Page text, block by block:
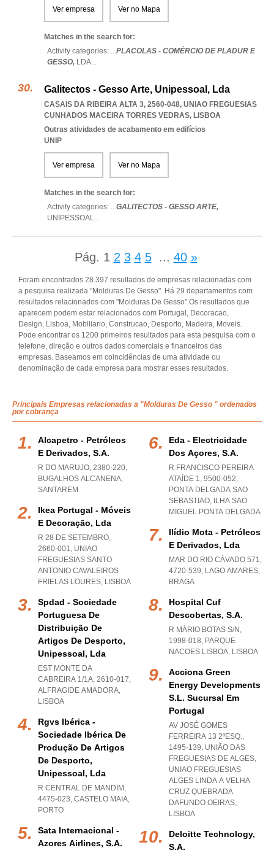
Ver empresa Ver no Mapa
Matches in the search for:
Activity categories: ...PLACOLAS - COMÉRCIO DE PLADUR E
GESSO, LDA...
Galitectos - Gesso Arte, Unipessoal, Lda
CASAIS DA RIBEIRA ALTA 3, 2560-048, UNIAO FREGUESIAS
CUNHADOS MACEIRA TORRES VEDRAS, LISBOA
Outras atividades de acabamento em edifícios
UNIP
Ver empresa Ver no Mapa
Matches in the search for:
Activity categories: ...GALITECTOS - GESSO ARTE,
UNIPESSOAL...
Pág. 1 2 3 4 5 ... 40 »
Foram encontrados 28.397 resultados de empresas relacionadas com
a pesquisa realizada "Molduras De Gesso". Há 29 departamentos com
resultados relacionados com "Molduras De Gesso".Os resultados que
aparecem podem estar relacionados com Portugal, Decoracao,
Design, Lisboa, Mobiliario, Construcao, Desporto, Madeira, Moveis.
Pode encontrar os 1200 primeiros resultados para esta pesquisa com o
telefone, direção e outros dados comerciais e financeiros das
empresas. Baseamos em coincidências de uma atividade ou
denominação de cada empresa para mostrar esses resultados.
Principais Empresas relacionadas a "Molduras De Gesso " ordenados
por cobrança
Alcapetro - Petróleos
E Derivados, S.a.
R DO MARUJO, 2380-220,
BUGALHOS ALCANENA,
SANTAREM
Ikea Portugal - Móveis
E Decoração, Lda
R 28 DE SETEMBRO,
2660-001, UNIAO
FREGUESIAS SANTO
ANTONIO CAVALEIROS
FRIELAS LOURES, LISBOA
Spdad - Sociedade
Portuguesa De
Distribuição De
Artigos De Desporto,
Unipessoal, Lda
EST MONTE DA
CABREIRA 1/1A, 2610-017,
ALFRAGIDE AMADORA,
LISBOA
Rgvs Ibérica -
Sociedade Ibérica De
Produção De Artigos
De Desporto,
Unipessoal, Lda
R CENTRAL DE MANDIM,
4475-023, CASTELO MAIA,
PORTO
Sata Internacional -
Azores Airlines, S.a.
Eda - Electricidade
Dos Açores, S.a.
R FRANCISCO PEREIRA
ATAÍDE 1, 9500-052,
PONTA DELGADA SAO
SEBASTIAO, ILHA SAO
MIGUEL PONTA DELGADA
Ilídio Mota - Petróleos
E Derivados, Lda
MAR DO RIO CÁVADO 571,
4720-539, LAGO AMARES,
BRAGA
Hospital Cuf
Descobertas, S.a.
R MÁRIO BOTAS S/N,
1998-018, PARQUE
NACOES LISBOA, LISBOA
Acciona Green
Energy Developments
S.l. Sucursal Em
Portugal
AV JOSÉ GOMES
FERREIRA 13 2ºESQ.,
1495-139, UNIÃO DAS
FREGUESIAS DE ALGES,
UNIAO FREGUESIAS
ALGES LINDA A VELHA
CRUZ QUEBRADA
DAFUNDO OEIRAS,
LISBOA
Deloitte Technology,
S.a.